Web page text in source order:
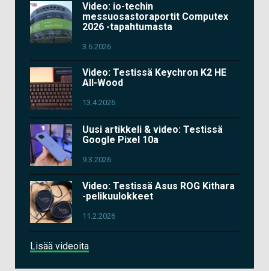
Video: io-techin
messuosastoraportit Computex
2026 -tapahtumasta
3.6.2026
Video: Testissä Keychron K2 HE
All-Wood
13.4.2026
Uusi artikkeli & video: Testissä
Google Pixel 10a
9.3.2026
Video: Testissä Asus ROG Kithara
-pelikuulokkeet
11.2.2026
Lisää videoita